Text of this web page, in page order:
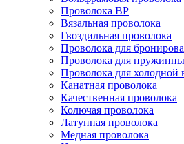
Проволока ВР
Вязальная проволока
Гвоздильная проволока
Проволока для
Проволока для
Проволока для холодной
Канатная проволока
Качественная проволока
Колючая проволока
Латунная проволока
Медная проволока